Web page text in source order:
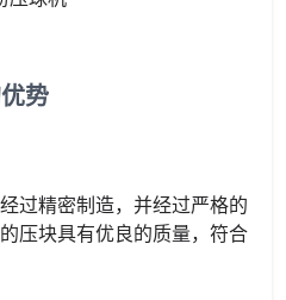
势
过精密制造，并经过严格的
压块具有优良的质量，符合